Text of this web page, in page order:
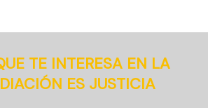
TE INTERESA EN LA
ES JUSTICIA